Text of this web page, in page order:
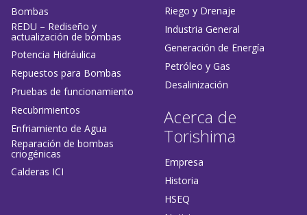
Bombas
REDU – Rediseño y
actualización de bombas
Potencia Hidráulica
Repuestos para Bombas
Pruebas de funcionamiento
Recubrimientos
Enfriamiento de Agua
Reparación de bombas
criogénicas
Calderas ICI
Riego y Drenaje
Industria General
Generación de Energía
Petróleo y Gas
Desalinización
Acerca de
Torishima
Empresa
Historia
HSEQ